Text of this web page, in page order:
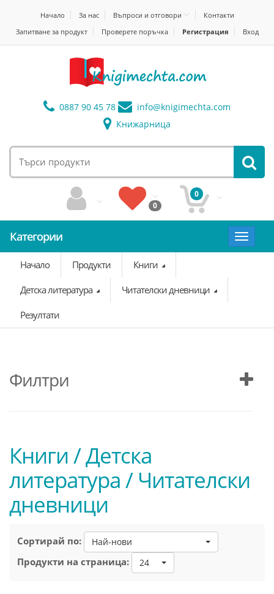
Начало За нас Въпроси и отговори
Контакти
Запитване за продукт
Проверете поръчка Регистрация Вход
0887 90 45 78 info@knigimechta.com
Книжарница
0
0
Категории
Toggle
Начало
Продукти Книги
Детска литература Читателски дневници
Резултати
Филтри
Книги / Детска
литература / Читателски
дневници
Сортирай по: Най-нови
Продукти на страница: 24